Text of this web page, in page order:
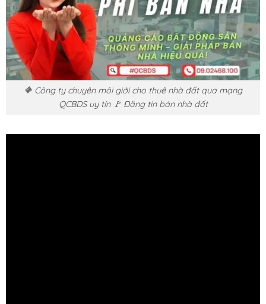
🔶 Công ty chuyên môi giới cho thuê nhà đất qua mạng
QCBDS uy tín 🚩 Đăng tin bán nhà đất